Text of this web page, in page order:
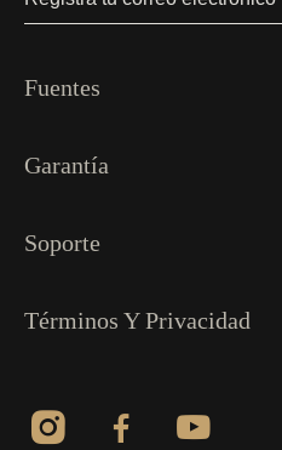
Fuentes
Garantía
Soporte
Términos Y Privacidad